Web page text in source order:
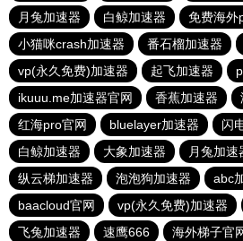
月兔加速器
白鲸加速器
免费海外
小猫咪crash加速器
番石榴加速器
vp(永久免费)加速器
起飞加速器
ikuuu.me加速器官网
香蕉加速器
红海pro官网
bluelayer加速器
闪
白鲸加速器
大象加速器 月兔加速
纵云梯加速器
泡泡狗加速器 abc
baacloud官网
vp(永久免费)加速器
飞兔加速器
速鹰666 海外梯子官